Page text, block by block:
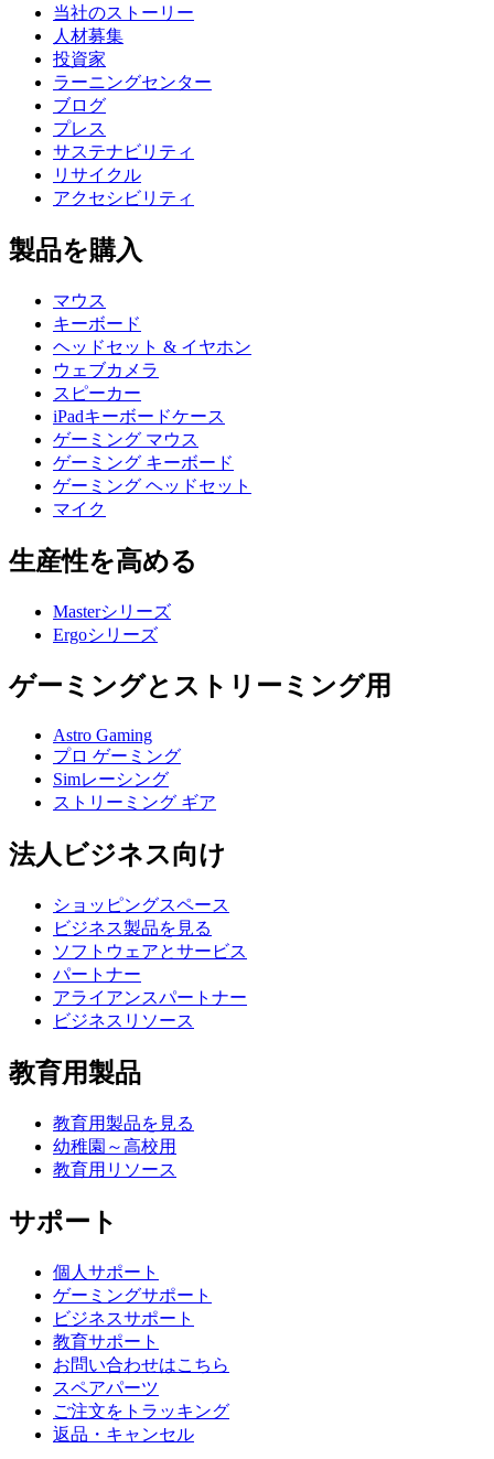
当社のストーリー
人材募集
投資家
ラーニングセンター
ブログ
プレス
サステナビリティ
リサイクル
アクセシビリティ
製品を購入
マウス
キーボード
ヘッドセット & イヤホン
ウェブカメラ
スピーカー
iPadキーボードケース
ゲーミング マウス
ゲーミング キーボード
ゲーミング ヘッドセット
マイク
生産性を高める
Masterシリーズ
Ergoシリーズ
ゲーミングとストリーミング用
Astro Gaming
プロ ゲーミング
Simレーシング
ストリーミング ギア
法人ビジネス向け
ショッピングスペース
ビジネス製品を見る
ソフトウェアとサービス
パートナー
アライアンスパートナー
ビジネスリソース
教育用製品
教育用製品を見る
幼稚園～高校用
教育用リソース
サポート
個人サポート
ゲーミングサポート
ビジネスサポート
教育サポート
お問い合わせはこちら
スペアパーツ
ご注文をトラッキング
返品・キャンセル